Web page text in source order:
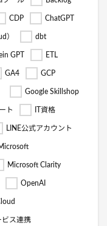
CDP ChatGPT
） dbt
GPT ETL
GA4 GCP
Google Skillshop
ト IT資格
LINE公式アカウント
Microsoft Clarity
OpenAI
ビス連携